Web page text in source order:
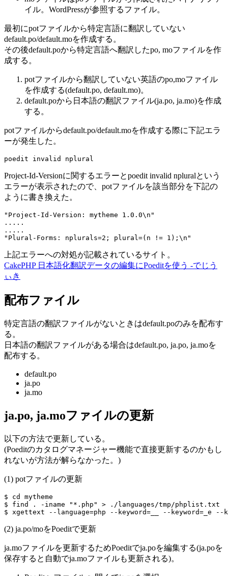
イル。WordPressが参照するファイル。
最初にpotファイルから特定言語に翻訳していない
default.po/default.moを作成する。
その後default.poから特定言語へ翻訳したpo, moファイルを作
成する。
potファイルから翻訳していない英語のpo,moファイル
を作成する(default.po, default.mo)。
default.poから日本語の翻訳ファイル(ja.po, ja.mo)を作成
する。
potファイルからdefault.po/default.moを作成する際に下記エラ
ーが発生した。
poedit invalid nplural
Project-Id-Versionに関するエラーとpoedit invalid npluralという
エラーが表示されたので、potファイルを該当部分を下記の
ように書き換えた。
"Project-Id-Version: mytheme 1.0.0\n"
.....
.....
上記エラーへの対処が記載されているサイト。
CakePHP 日本語化翻訳データの編集にPoeditを使う -でじう
ぃき
配布ファイル
特定言語の翻訳ファイルがないときはdefault.poのみを配布す
る。
日本語の翻訳ファイルがある場合はdefault.po, ja.po, ja.moを
配布する。
default.po
ja.po
ja.mo
ja.po, ja.moファイルの更新
以下の方法で更新している。
(Poeditのカタログマネージャー機能で直接更新するのかもし
れないが方法が解らなかった。)
(1) potファイルの更新
$ cd mytheme
$ find . -iname "*.php" > ./languages/tmp/phplist.txt
(2) ja.po/moをPoeditで更新
ja.moファイルを更新するためPoeditでja.poを編集する(ja.poを
保存すると自動でja.moファイルも更新される)。